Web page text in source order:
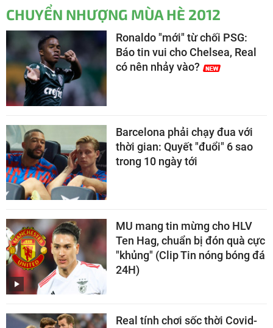
CHUYỂN NHƯỢNG MÙA HÈ 2012
Ronaldo "mới" từ chối PSG:
Báo tin vui cho Chelsea, Real
có nên nhảy vào?
Barcelona phải chạy đua với
thời gian: Quyết "đuổi" 6 sao
trong 10 ngày tới
MU mang tin mừng cho HLV
Ten Hag, chuẩn bị đón quà cực
"khủng" (Clip Tin nóng bóng đá
24H)
Real tính chơi sốc thời Covid-